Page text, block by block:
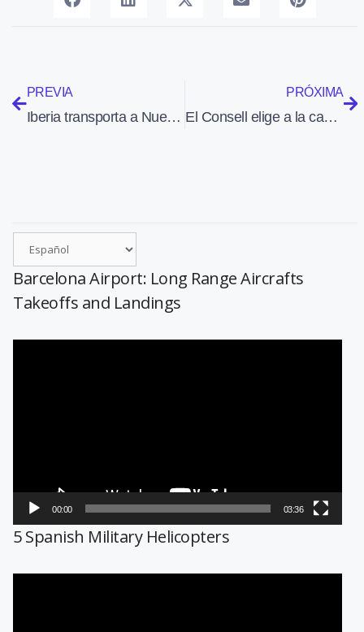
PREVIA
Iberia transporta a Nueva York 14 águilas para un proyecto de conservación
PRÓXIMA
El Consell elige a la canadiense Lavalin para gestionar el aeropuerto de Castellón
Barcelona Airport: Long Range Aircrafts
Takeoffs and Landings
00:00 03:36
5 Spanish Military Helicopters